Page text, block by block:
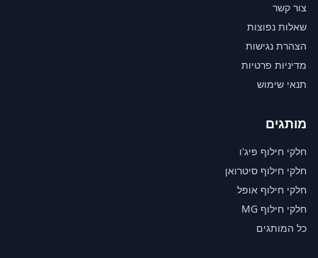
צור קשר
שאלות נפוצות
הצהרת נגישות
מדיניות פרטיות
תנאי שימוש
מותגים
חלקי חילוף פיג'ו
חלקי חילוף סיטרואן
חלקי חילוף אופל
חלקי חילוף MG
כל המותגים